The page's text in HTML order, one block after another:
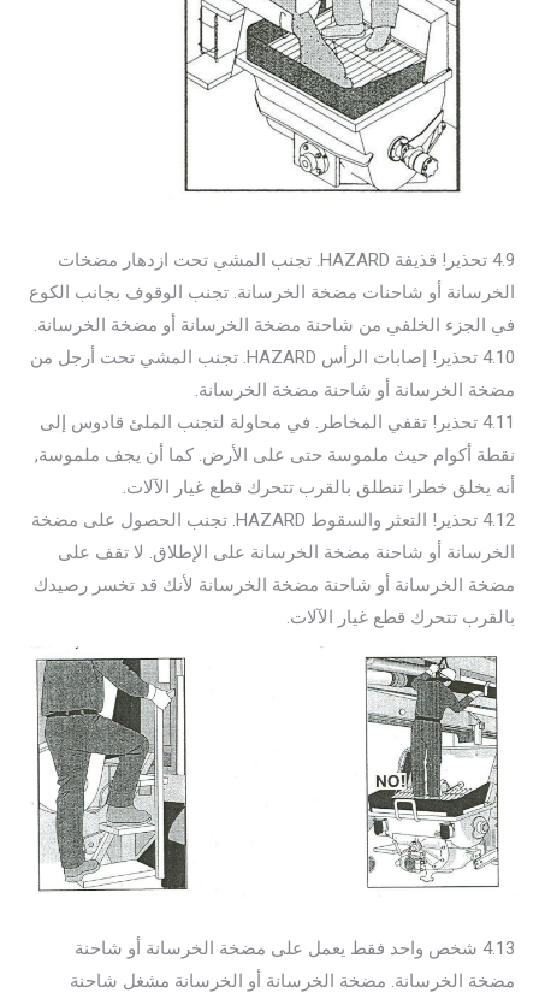
4.9 تحذير! قذيفة HAZARD. تجنب المشي تحت ازدهار مضخات
الخرسانة أو شاحنات مضخة الخرسانة. تجنب الوقوف بجانب الكوع
في الجزء الخلفي من شاحنة مضخة الخرسانة أو مضخة الخرسانة.
4.10 تحذير! إصابات الرأس HAZARD. تجنب المشي تحت أرجل من
مضخة الخرسانة أو شاحنة مضخة الخرسانة.
4.11 تحذير! تقفي المخاطر. في محاولة لتجنب الملئ قادوس إلى
نقطة أكوام حيث ملموسة حتى على الأرض. كما أن يجف ملموسة,
أنه يخلق خطرا تنطلق بالقرب تتحرك قطع غيار الآلات.
4.12 تحذير! التعثر والسقوط HAZARD. تجنب الحصول على مضخة
الخرسانة أو شاحنة مضخة الخرسانة على الإطلاق. لا تقف على
مضخة الخرسانة أو شاحنة مضخة الخرسانة لأنك قد تخسر رصيدك
بالقرب تتحرك قطع غيار الآلات.
4.13 شخص واحد فقط يعمل على مضخة الخرسانة أو شاحنة
مضخة الخرسانة. مضخة الخرسانة أو الخرسانة مشغل شاحنة